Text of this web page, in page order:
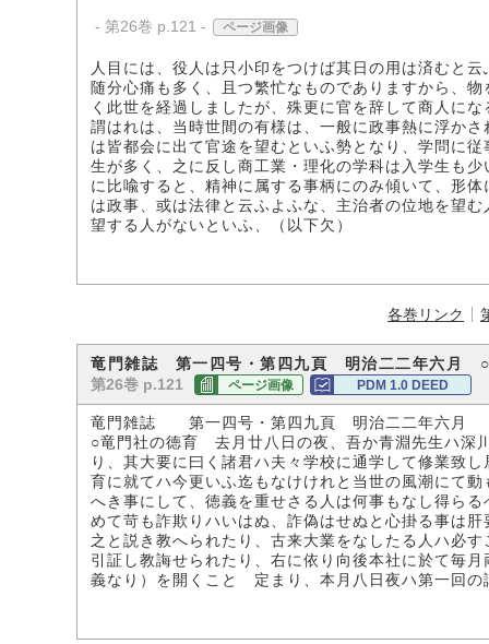
- 第26巻 p.121 - ページ画像
人目には、役人は只小印をつけば其日の用は済むと
随分心痛も多く、且つ繁忙なものでありますから、
く此世を経過しましたが、殊更に官を辞して商人に
謂はれは、当時世間の有様は、一般に政事熱に浮か
は皆都会に出て官途を望むといふ勢となり、学問に
生が多く、之に反し商工業・理化の学科は入学生も
に比喩すると、精神に属する事柄にのみ傾いて、形
は政事、或は法律と云ふよふな、主治者の位地を望
望する人がないといふ、（以下欠）
各巻リンク
竜門雑誌 第一四号・第四九頁 明治二二年六月 ○
第26巻 p.121 ページ画像 PDM 1.0 DEED
竜門雑誌 第一四号・第四九頁 明治二二年六月
○竜門社の徳育 去月廿八日の夜、吾か青淵先生ハ深
り、其大要に曰く諸君ハ夫々学校に通学して修業致
育に就てハ今更いふ迄もなけけれと当世の風潮にて
へき事にして、徳義を重せさる人は何事もなし得ら
めて苛も詐欺りハいはぬ、詐偽はせぬと心掛る事は
之と説き教へられたり、古来大業をなしたる人ハ必
引証し教誨せられたり、右に依り向後本社に於て毎
義なり）を開くことゝ定まり、本月八日夜ハ第一回